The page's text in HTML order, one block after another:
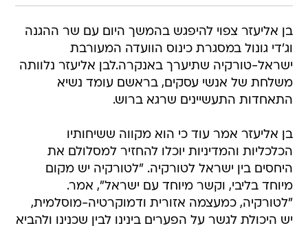
בן אליעזר צפוי להיפגש בהמשך היום עם שר ההגנה
וג'די גונול במסגרת כינוס הוועדה המעורבת
ישראל-טורקיה שתיערך באנקרה.לבן אליעזר נלוותה
משלחת של אנשי עסקים, בראשם עומד נשיא
התאחדות התעשיינים שרגא ברוש.
בן אליעזר אמר עוד כי הוא מקווה ששיחותיו
הכלכליות והמדיניות יוכלו להחזיר למסלולם את
היחסים בין ישראל לטורקיה. "לטורקיה יש מקום
מיוחד בליבי, וקשר מיוחד עם ישראל", אמר.
"לטורקיה, כמעצמה אזורית ודמוקרטיה-מוסלמית,
יש היכולת לגשר על הפערים בינינו לבין שכנינו ולהביא